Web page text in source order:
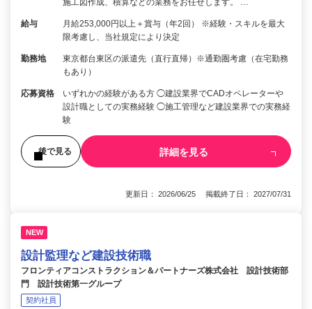
施工図作成、積算などの業務をお任せします。 …
給与
月給253,000円以上＋賞与（年2回） ※経験・スキルを最大
限考慮し、当社規定により決定
勤務地
東京都台東区の派遣先（直行直帰）※通勤圏考慮（在宅勤務
もあり）
応募資格
いずれかの経験がある方 ◯建設業界でCADオペレーターや
設計職としての実務経験 ◯施工管理など建設業界での実務経
験
後で見る 詳細を見る
更新日： 2026/06/25 掲載終了日： 2027/07/31
NEW
設計監理など建設技術職
フロンティアコンストラクション＆パートナーズ株式会社 設計技術部
門 設計技術第一グループ
契約社員